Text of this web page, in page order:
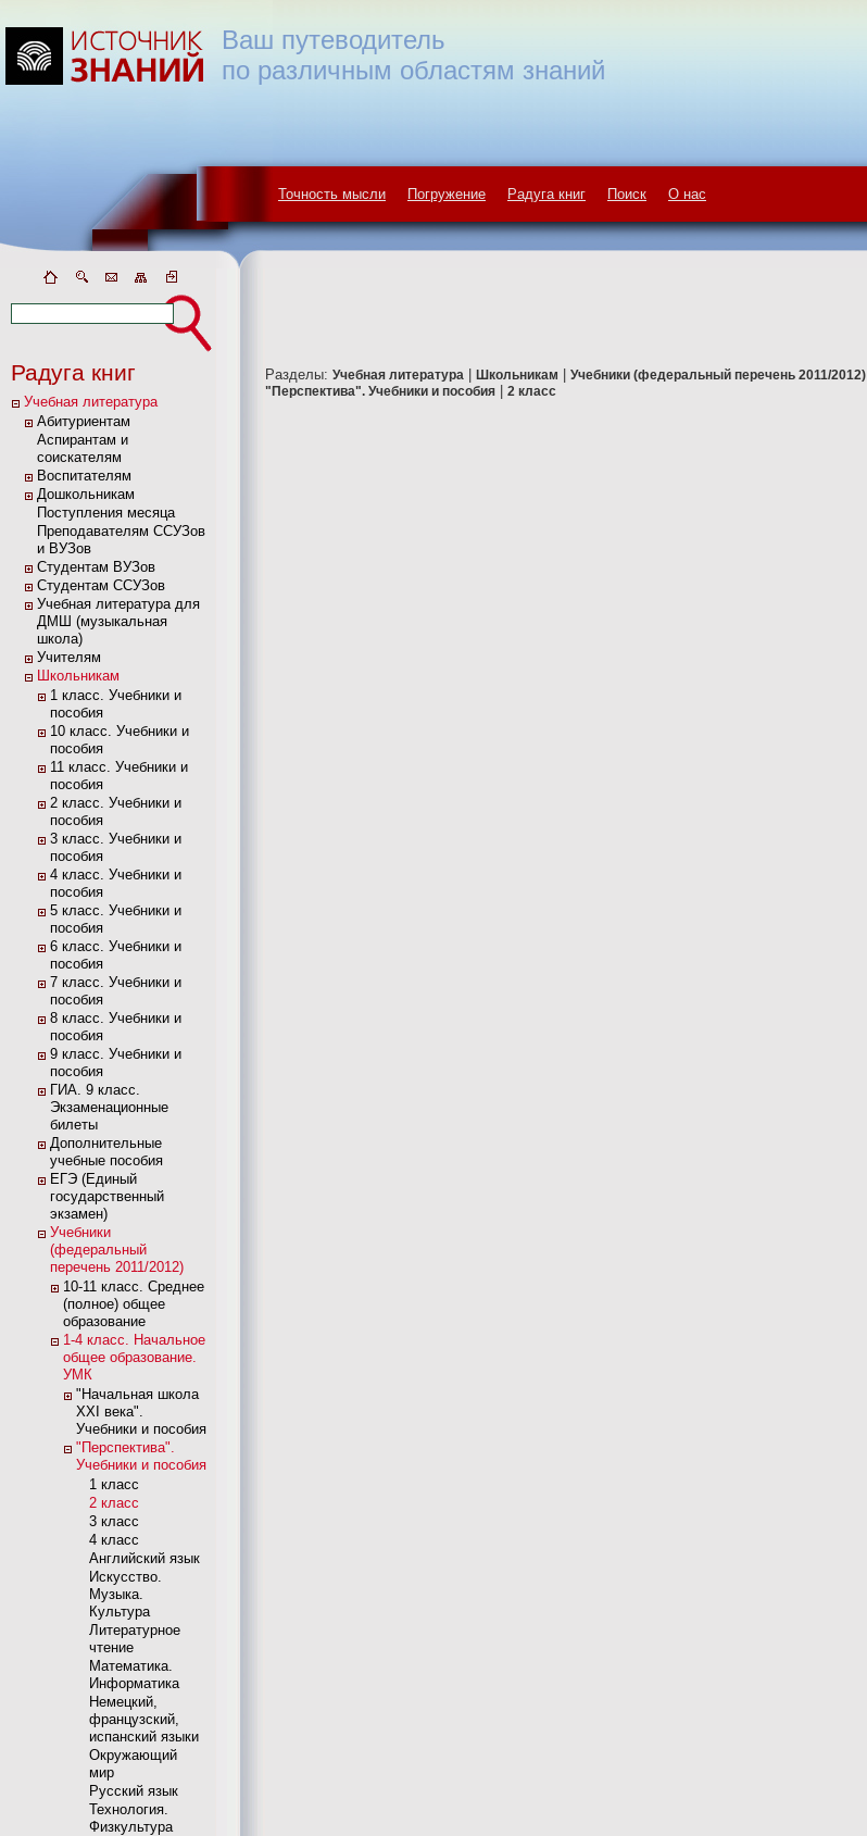
Точность мысли Погружение Радуга книг Поиск О нас
Ваш путеводитель
по различным областям знаний
Радуга книг
Учебная литература
Абитуриентам
Аспирантам и
соискателям
Воспитателям
Дошкольникам
Поступления месяца
Преподавателям ССУЗов
и ВУЗов
Студентам ВУЗов
Студентам ССУЗов
Учебная литература для
ДМШ (музыкальная
школа)
Учителям
Школьникам
1 класс. Учебники и
пособия
10 класс. Учебники и
пособия
11 класс. Учебники и
пособия
2 класс. Учебники и
пособия
3 класс. Учебники и
пособия
4 класс. Учебники и
пособия
5 класс. Учебники и
пособия
6 класс. Учебники и
пособия
7 класс. Учебники и
пособия
8 класс. Учебники и
пособия
9 класс. Учебники и
пособия
ГИА. 9 класс.
Экзаменационные
билеты
Дополнительные
учебные пособия
ЕГЭ (Единый
государственный
экзамен)
Учебники
(федеральный
перечень 2011/2012)
10-11 класс. Среднее
(полное) общее
образование
1-4 класс. Начальное
общее образование.
УМК
"Начальная школа
XXI века".
Учебники и пособия
"Перспектива".
Учебники и пособия
1 класс
2 класс
3 класс
4 класс
Английский язык
Искусство.
Музыка.
Культура
Литературное
чтение
Математика.
Информатика
Немецкий,
французский,
испанский языки
Окружающий
мир
Русский язык
Технология.
Физкультура
Разделы: Учебная литература Школьникам Учебники (федеральный перечень 2011/2012)
"Перспектива". Учебники и пособия 2 класс